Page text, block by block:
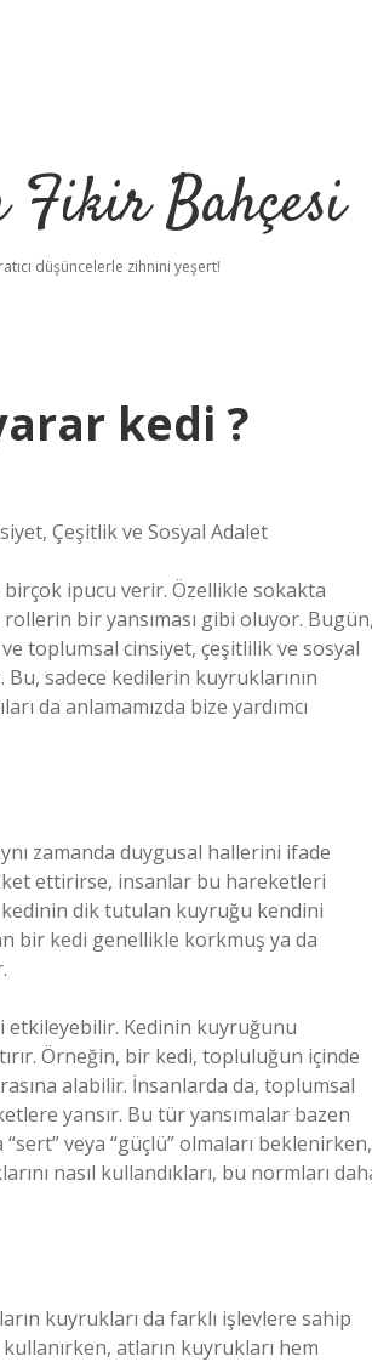
Fikir Bahçesi
düşüncelerle zihnini yeşert!
kedi ?
Çeşitlik ve Sosyal Adalet
birçok ipucu verir. Özellikle sokakta
bir yansıması gibi oluyor.
toplumsal cinsiyet, çeşitlilik ve sosyal
sadece kedilerin kuyruklarının
da anlamamızda bize yardımcı
zamanda duygusal hallerini ifade
ettirirse, insanlar bu hareketleri
dik tutulan kuyruğu kendini
bir kedi genellikle korkmuş ya da
etkileyebilir. Kedinin kuyruğunu
Örneğin, bir kedi, topluluğun içinde
alabilir. İnsanlarda da, toplumsal
yansır. Bu tür yansımalar bazen
veya “güçlü” olmaları beklenirken,
nasıl kullandıkları, bu normları
kuyrukları da farklı işlevlere sahip
atların kuyrukları hem